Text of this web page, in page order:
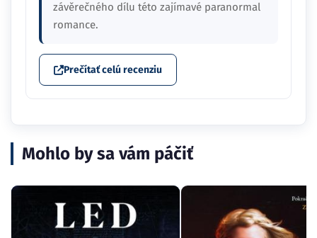
závěrečného dílu této zajímavé paranormal
romance.
Prečítať celú recenziu
Mohlo by sa vám páčiť